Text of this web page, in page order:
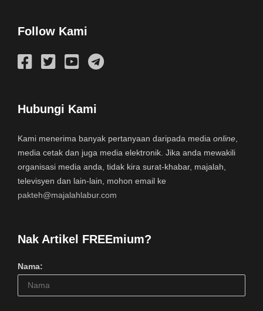
Follow Kami
Hubungi Kami
Kami menerima banyak pertanyaan daripada media online
media cetak dan juga media elektronik. Jika anda mewakili
organisasi media anda, tidak kira surat-khabar, majalah,
televisyen dan lain-lain, mohon email ke
pakteh@majalahlabur.com
Nak Artikel FREEmium?
Nama: